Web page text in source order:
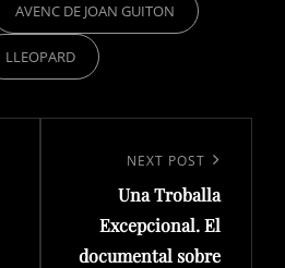
AVENC DE JOAN GUITON
LLEOPARD
NEXT POST
Una Troballa
Excepcional. El
documental sobre